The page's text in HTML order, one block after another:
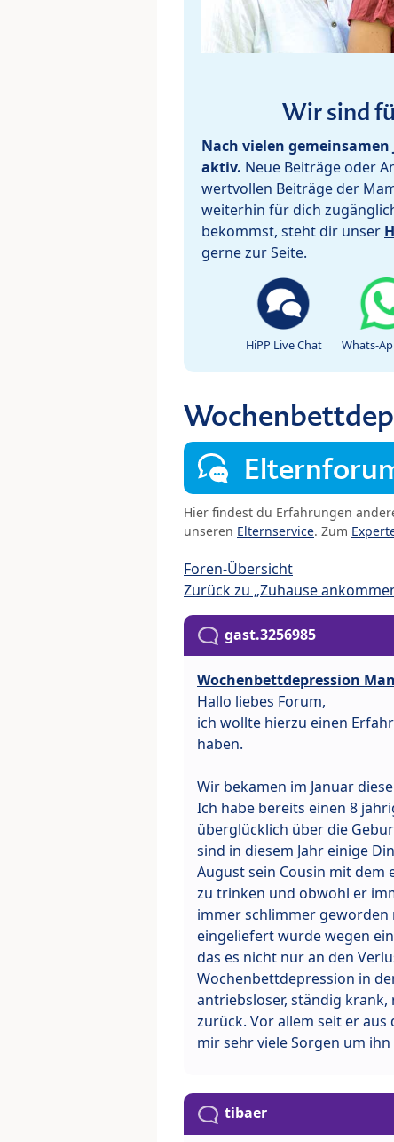
Wir sind
Nach vielen
aktiv. Neue Beiträge oder
wertvollen Beiträge der
weiterhin für dich
bekommst, steht dir unser
gerne zur Seite.
HiPP Live Chat Whats-
Hier findest du Erfahrungen
unseren Elternservice. Zum
Foren-Übersicht
Zurück zu „Zuhause
gast.3256985
Wochenbettdepression
Hallo liebes Forum,
ich wollte hierzu einen
haben.
Wir bekamen im Januar
Ich habe bereits einen 8
überglücklich über die
sind in diesem Jahr einige
August sein Cousin mit dem
zu trinken und obwohl er
immer schlimmer geworden
eingeliefert wurde wegen
das es nicht nur an den
Wochenbettdepression in
antriebsloser, ständig
zurück. Vor allem seit er
mir sehr viele Sorgen um
tibaer